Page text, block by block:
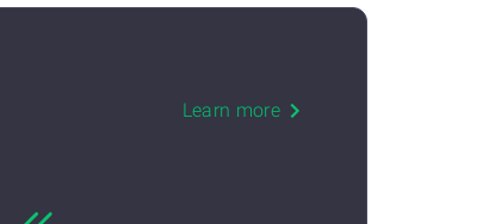
Learn more